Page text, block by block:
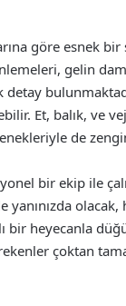
göre esnek
gelin
Et, balık, ve
de
bir ekip ile
olacak,
bir heyecanla
çoktan